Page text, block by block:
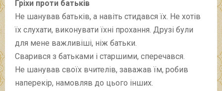
Гріхи проти батьків
Не шанував батьків, а навіть стидався їх. Не хотів
їх слухати, виконувати їхні прохання. Друзі були
для мене важливіші, ніж батьки.
Сварився з батьками і старшими, сперечався.
Не шанував своїх вчителів, заважав їм, робив
наперекір, намовляв до цього інших.